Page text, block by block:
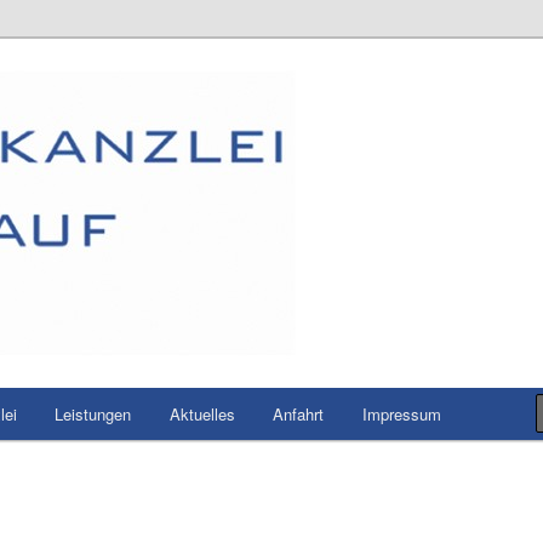
– Ihre Steuerberater
Leistungen Aktuelles Anfahrt Impressum